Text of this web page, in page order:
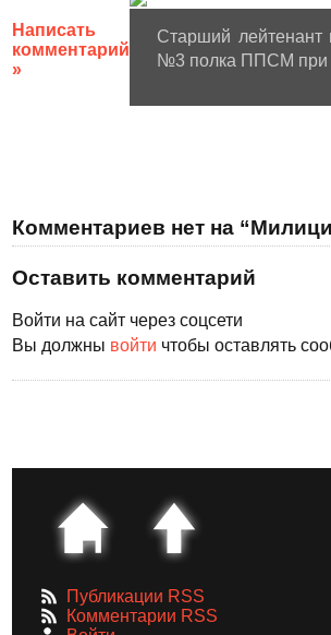
Написать
комментарий
»
Старший
№3 полка ППСМ при
Комментариев нет на
Оставить комментарий
Войти на сайт через соцсети
Вы должны войти чтобы оставлять
Публикации RSS
Комментарии RSS